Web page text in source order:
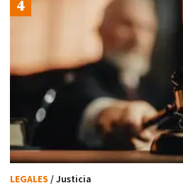
LEGALES / Justicia